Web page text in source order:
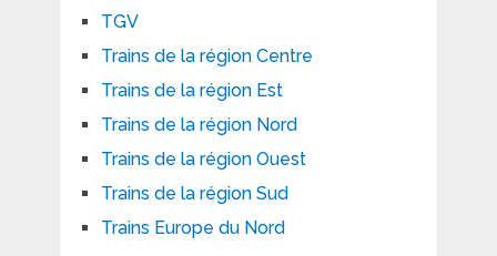
TGV
Trains de la région Centre
Trains de la région Est
Trains de la région Nord
Trains de la région Ouest
Trains de la région Sud
Trains Europe du Nord